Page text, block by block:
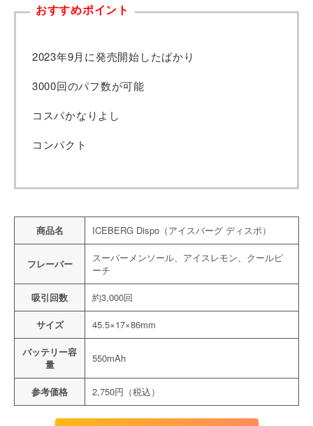
おすすめポイント
2023年9月に発売開始したばかり
3000回のパフ数が可能
コスパかなりよし
コンパクト
商品名 ICEBERG Dispo（アイスバーグ ディスポ）
フレーバー
スーパーメンソール、アイスレモン、クールピ
ーチ
吸引回数 約3,000回
サイズ 45.5×17×86mm
バッテリー容
量
550mAh
参考価格 2,750円（税込）